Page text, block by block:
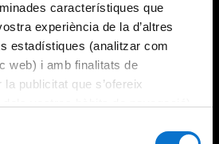
característiques que
experiència de la d’altres
estadístiques (analitzar com
web) i amb finalitats de
publicitat que s’ofereix
galetes del lloc web de la